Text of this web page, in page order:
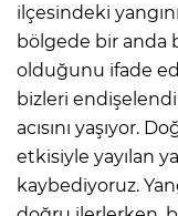
ilçesindeki
bölgede bir anda
olduğunu ifade
bizleri
acısını yaşıyor.
etkisiyle yayılan
kaybediyoruz.